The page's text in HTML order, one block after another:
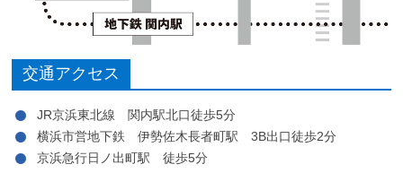
交通アクセス
JR京浜東北線 関内駅北口徒歩5分
横浜市営地下鉄 伊勢佐木長者町駅 3B出口徒歩2分
京浜急行日ノ出町駅 徒歩5分